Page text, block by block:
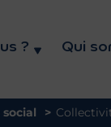
? Qui
>